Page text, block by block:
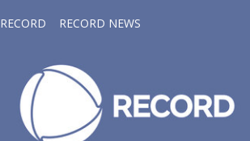
RECORD RECORD NEWS